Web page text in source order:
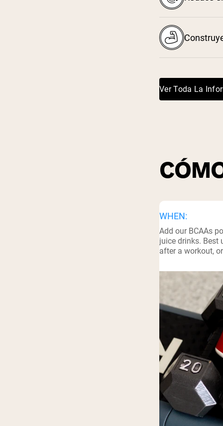
³
Ver Toda La
WHEN:
Add our BCAAs
juice drinks. Best
after a workout,